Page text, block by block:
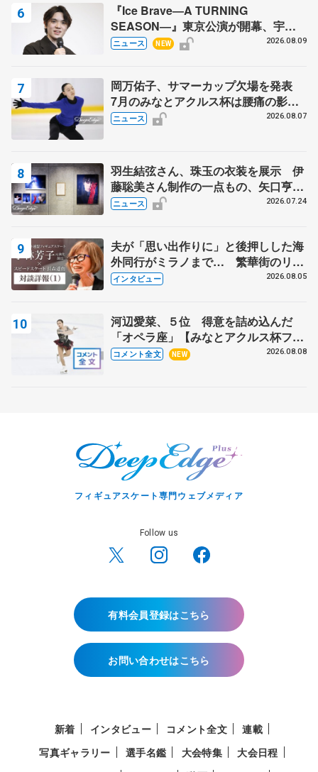
『Ice Brave―A TURNING
SEASON―』東京公演が開幕、宇野
昌磨の『Ice Brave』にかける思いを
ニュース NEW 2026.08.09
岡万佑子、サマーカップ欠場を発表
7月のみなとアクルス杯は腰痛の影響
で
ニュース 2026.08.07
羽生結弦さん、珠玉の衣装を展示 伊
藤聡美さん制作の一点もの、矢口亨さ
んが撮影
ニュース 2026.07.24
夫が「思い出作りに」と後押しした海
外同行がミラノまで… 繁華街のリン
クでは不良のお兄さんも味方に 小林
インタビュー 2026.08.05
河辺愛菜、５位 得意を詰め込んだ
「オペラ座」【みなとアクルス杯フリ
ー】
コメント全文 NEW 2026.08.08
フィギュアスケート専門ウェブメディア
Follow us
有料会員登録はこちら
お問い合わせはこちら
新着 インタビュー コメント全文
連載
写真ギャラリー
選手名鑑 大会特集
大会日程